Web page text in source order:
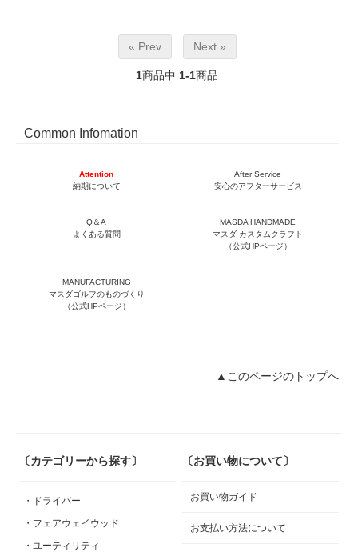
« Prev Next »
1商品中 1-1商品
Common Infomation
Attention
納期について
After Service
安心のアフターサービス
Q＆A
よくある質問
MASDA HANDMADE
マスダ カスタムクラフト
（公式HPページ）
MANUFACTURING
マスダゴルフのものづくり
（公式HPページ）
▲このページのトップへ
〔カテゴリーから探す〕
・ドライバー
・フェアウェイウッド
・ユーティリティ
〔お買い物について〕
お買い物ガイド
お支払い方法について